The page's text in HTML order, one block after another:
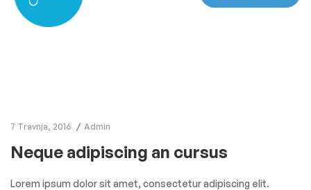
7 Travnja, 2016 Admin
Neque adipiscing an cursus
Lorem ipsum dolor sit amet, consectetur adipiscing elit.